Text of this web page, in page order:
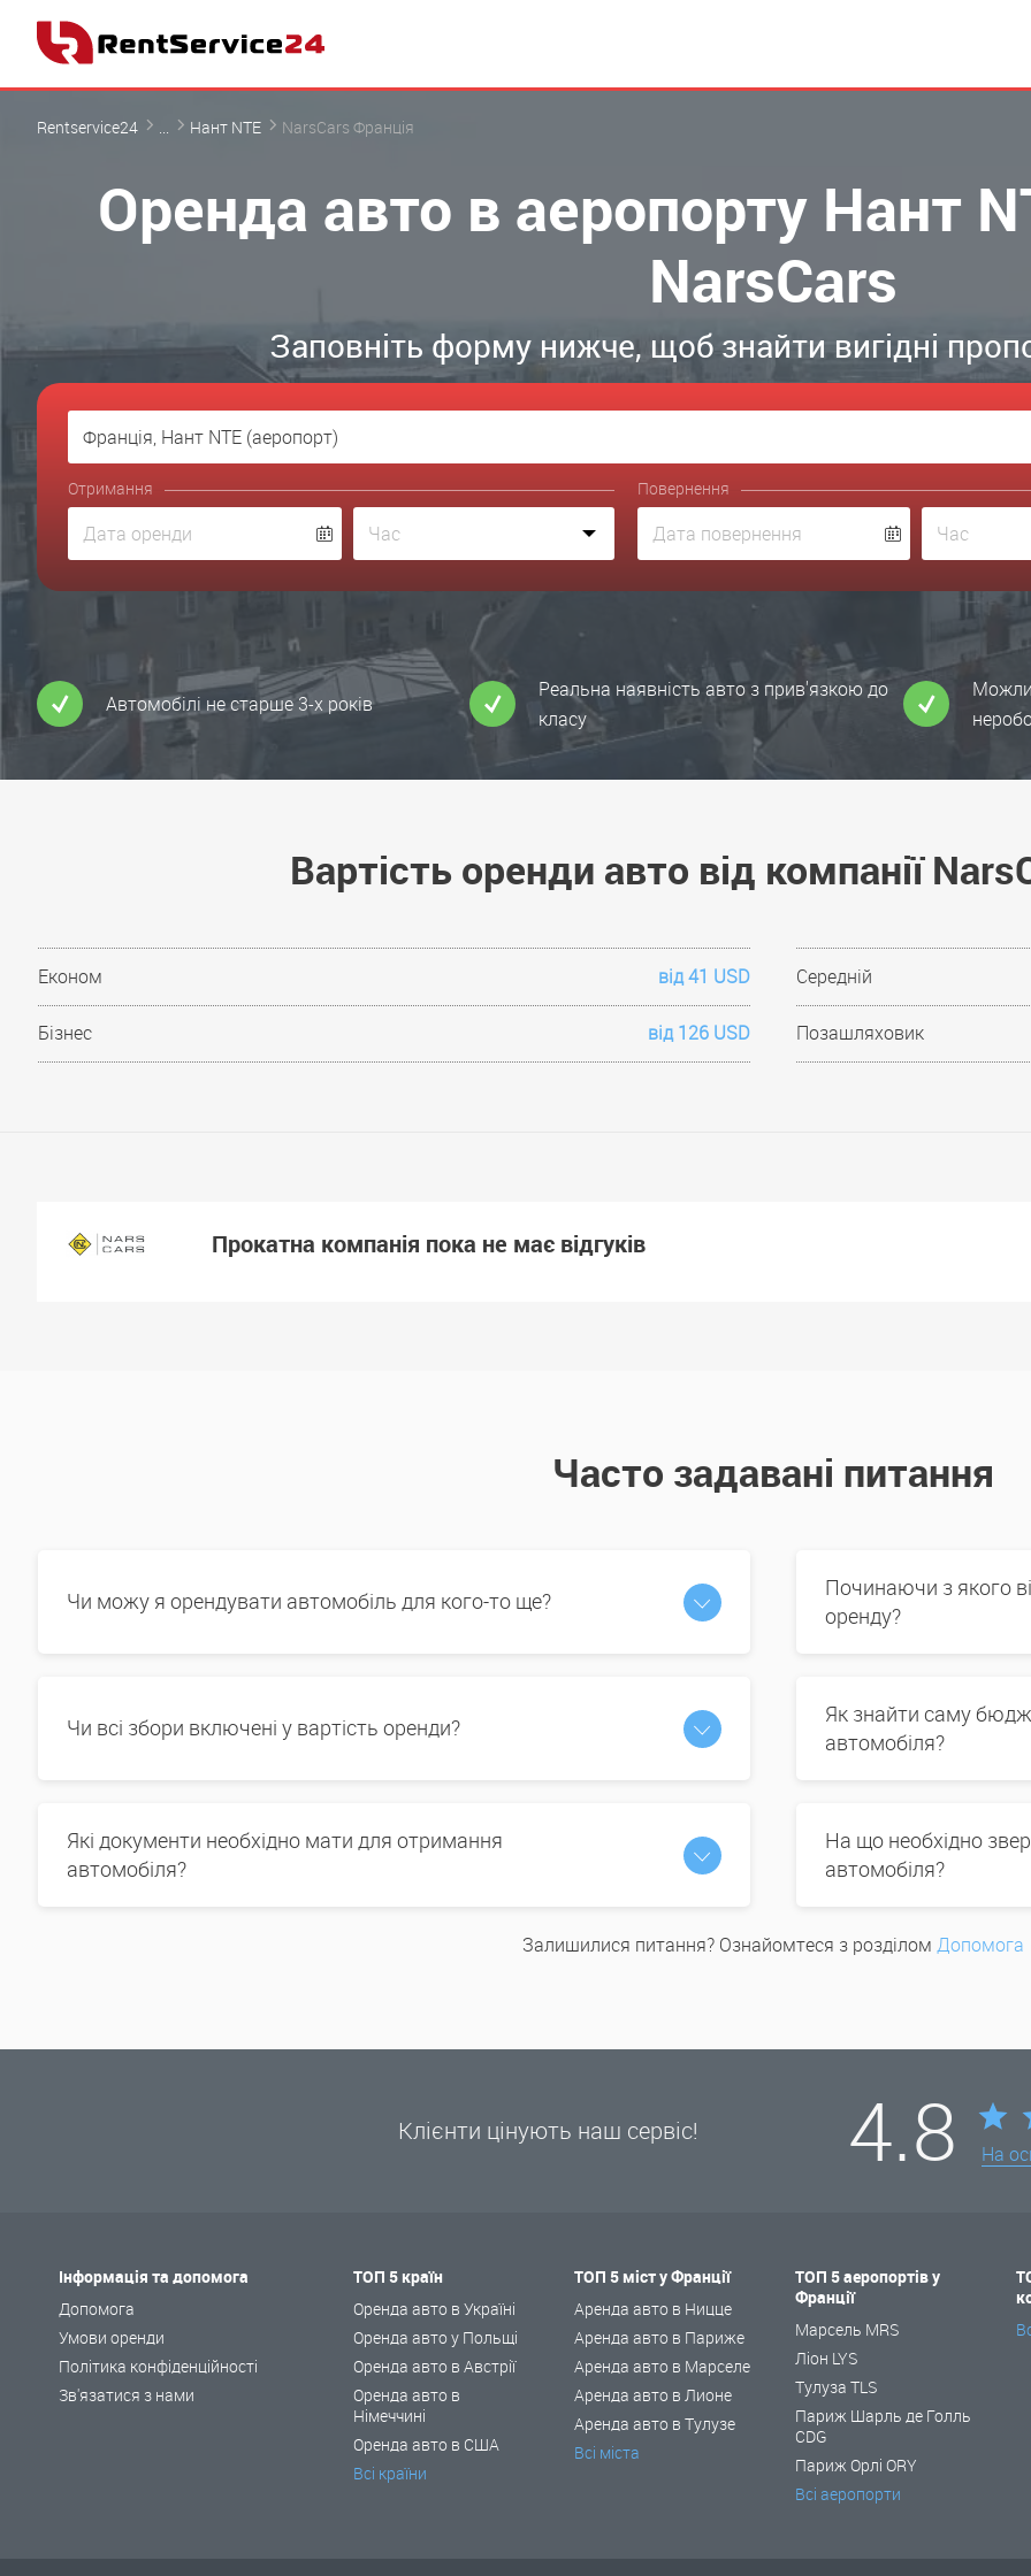
Rentservice24 ... Нант NTE NarsCars Франція
Оренда авто в аеропорту Нант
NarsCars
Заповніть форму нижче, щоб знайти вигідні
Отримання Повернення
Автомобілі не старше 3-х років
Реальна наявність авто з прив'язкою до
класу
Вартість оренди авто від компанії
Економ від 41 USD Середній
Бізнес від 126 USD Позашляховик
Прокатна компанія пока не має відгуків
Часто задавані питання
Чи можу я орендувати автомобіль для кого-то ще?
Починаючи з якого
оренду?
Чи всі збори включені у вартість оренди?
Як знайти саму
автомобіля?
Які документи необхідно мати для отримання
автомобіля?
На що необхідно
автомобіля?
Залишилися питання? Ознайомтеся з розділом Допомога
Клієнти цінують наш сервіс! 4.8 На
Інформація та допомога
Допомога
Умови оренди
Політика конфіденційності
Зв'язатися з нами
ТОП 5 країн
Оренда авто в Україні
Оренда авто у Польщі
Оренда авто в Австрії
Оренда авто в
Німеччині
Оренда авто в США
Всі країни
ТОП 5 міст у Франції
Аренда авто в Ницце
Аренда авто в Париже
Аренда авто в Марселе
Аренда авто в Лионе
Аренда авто в Тулузе
Всі міста
ТОП 5 аеропортів у
Франції
Марсель MRS
Ліон LYS
Тулуза TLS
Париж Шарль де Голль
CDG
Париж Орлі ORY
Всі аеропорти